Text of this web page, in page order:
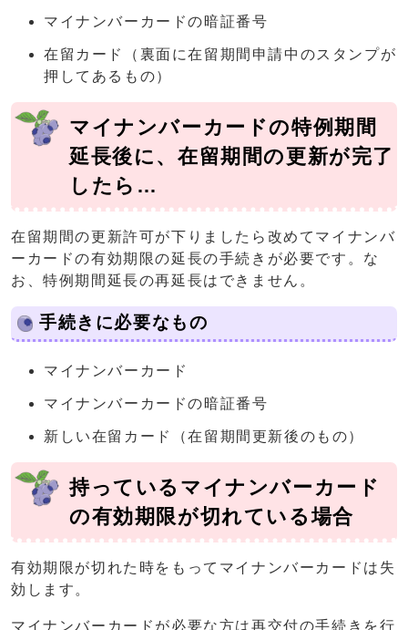
マイナンバーカードの暗証番号
在留カード（裏面に在留期間申請中のスタンプが
押してあるもの）
マイナンバーカードの特例期間
延長後に、在留期間の更新が完了
したら…
在留期間の更新許可が下りましたら改めてマイナンバ
ーカードの有効期限の延長の手続きが必要です。な
お、特例期間延長の再延長はできません。
手続きに必要なもの
マイナンバーカード
マイナンバーカードの暗証番号
新しい在留カード（在留期間更新後のもの）
持っているマイナンバーカード
の有効期限が切れている場合
有効期限が切れた時をもってマイナンバーカードは失
効します。
マイナンバーカードが必要な方は再交付の手続きを行